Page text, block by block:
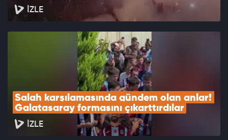
İZLE
Salah karşılamasında gündem olan anlar!
Galatasaray formasını çıkarttırdılar
İZLE